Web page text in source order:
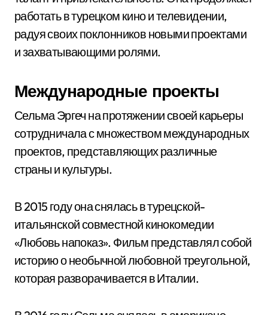
работать в турецком кино и телевидении,
радуя своих поклонников новыми проектами
и захватывающими ролями.
Международные проекты
Сельма Эргеч на протяжении своей карьеры
сотрудничала с множеством международных
проектов, представляющих различные
страны и культуры.
В 2015 году она снялась в турецской-
итальянской совместной кинокомедии
«Любовь напоказ». Фильм представлял собой
историю о необычной любовной треугольной,
которая разворачивается в Италии.